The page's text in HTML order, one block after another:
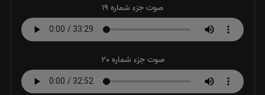
صوت جزء شماره 19
صوت جزء شماره 20